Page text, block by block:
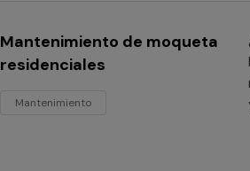
Mantenimiento de moqueta
residenciales
Mantenimiento